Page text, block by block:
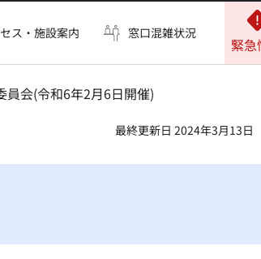
ス・施設案内 窓口混雑状況
緊急
員会(令和6年2月6日開催)
最終更新日 2024年3月13日